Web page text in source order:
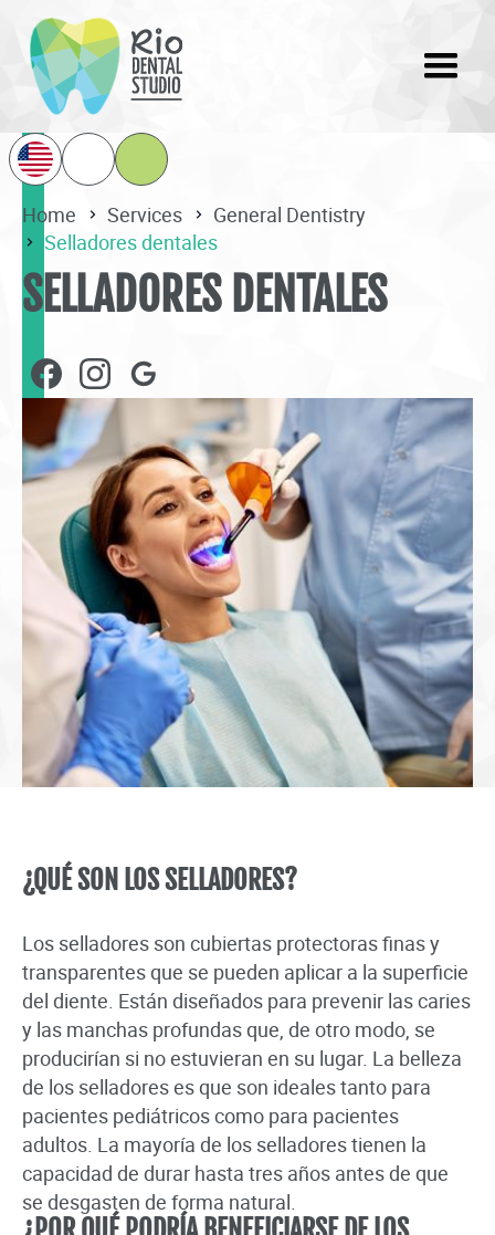
Home Services
General Dentistry
Selladores dentales
SELLADORES DENTALES
¿QUÉ SON LOS SELLADORES?
Los selladores son cubiertas protectoras finas y
transparentes que se pueden aplicar a la superficie
del diente. Están diseñados para prevenir las caries
y las manchas profundas que, de otro modo, se
producirían si no estuvieran en su lugar. La belleza
de los selladores es que son ideales tanto para
pacientes pediátricos como para pacientes
adultos. La mayoría de los selladores tienen la
capacidad de durar hasta tres años antes de que
se desgasten de forma natural.